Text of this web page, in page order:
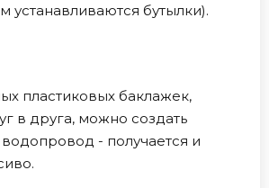
устанавливаются бутылки).
пластиковых баклажек,
в друга, можно создать
- получается и